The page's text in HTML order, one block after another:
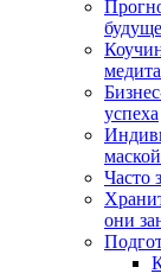
успеха
маской
Часто
они